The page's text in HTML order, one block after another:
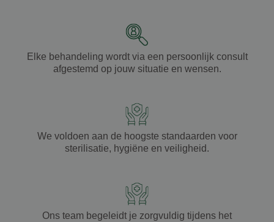
Elke behandeling wordt via een persoonlijk consult
afgestemd op jouw situatie en wensen.
We voldoen aan de hoogste standaarden voor
sterilisatie, hygiëne en veiligheid.
Ons team begeleidt je zorgvuldig tijdens het